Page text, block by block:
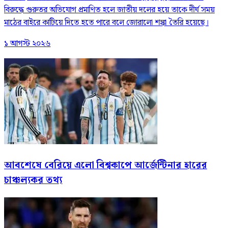
বিরুদ্ধে গুরুতর অভিযোগ প্রমাণিত হলে জাতীয় দলের হয়ে তাকে দীর্ঘ সময়
মাঠের বাইরে কাটিয়ে দিতে হতে পারে বলে জোরালো শঙ্কা তৈরি হয়েছে।
১ আগস্ট ২০২৬
আবশেষে বেরিয়ে এলো বিশ্বকাপে আর্জেন্টিনার হারের
চাঞ্চল্যকর তথ্য